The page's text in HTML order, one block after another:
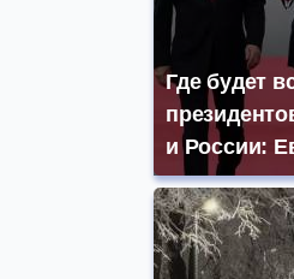
Где будет
и России: